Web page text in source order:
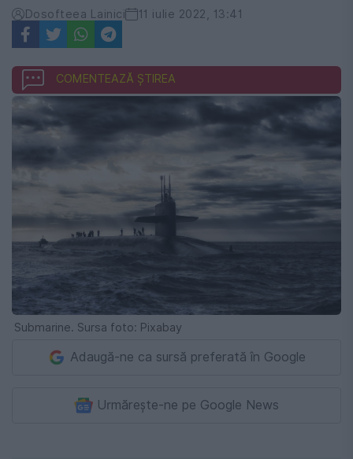
Dosofteea Lainici 11 iulie 2022, 13:41
COMENTEAZĂ ȘTIREA
Submarine. Sursa foto: Pixabay
Adaugă-ne ca sursă preferată în Google
Urmărește-ne pe Google News